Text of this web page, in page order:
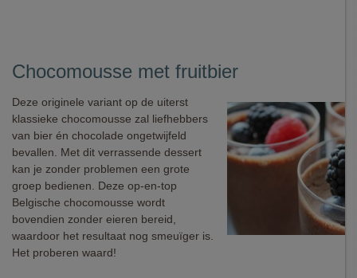
Chocomousse met fruitbier
Deze originele variant op de uiterst
klassieke chocomousse zal liefhebbers
van bier én chocolade ongetwijfeld
bevallen. Met dit verrassende dessert
kan je zonder problemen een grote
groep bedienen. Deze op-en-top
Belgische chocomousse wordt
bovendien zonder eieren bereid,
waardoor het resultaat nog smeuïger is.
Het proberen waard!